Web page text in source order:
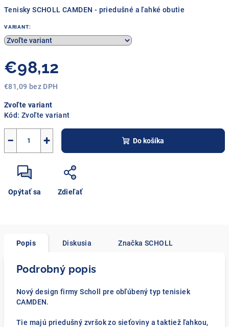
Tenisky SCHOLL CAMDEN - priedušné a ľahké obutie
VARIANT:
€98,12
€81,09 bez DPH
cena:
Zvoľte variant
Kód: Zvoľte variant
+
− Do košíka
Opýtať sa Zdieľať
Popis Diskusia Značka SCHOLL
Podrobný popis
Nový design firmy Scholl pre obľúbený typ tenisiek
CAMDEN.
Tie majú priedušný zvršok zo sieťoviny a taktiež ľahkou,